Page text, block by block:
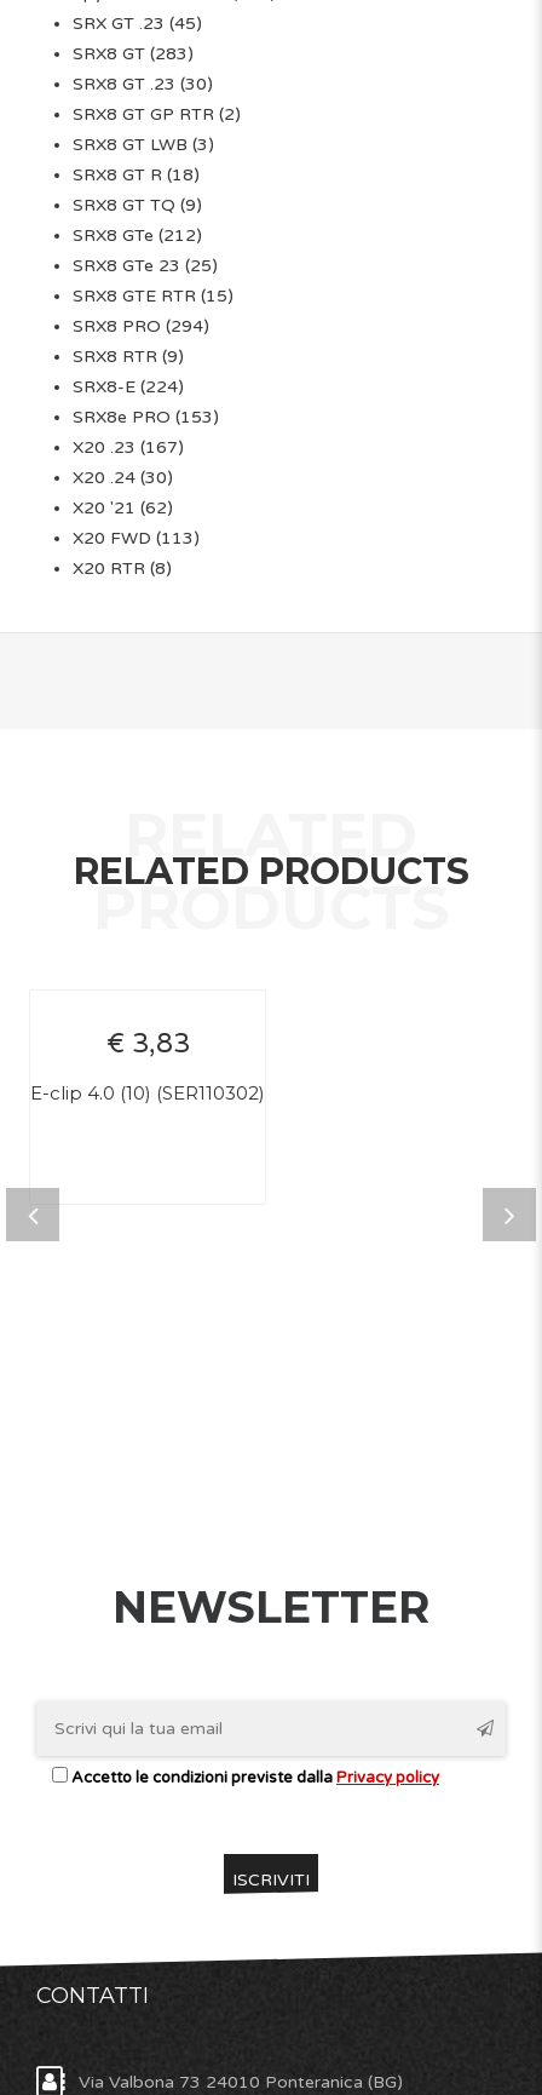
SRX GT .23 (45)
SRX8 GT (283)
SRX8 GT .23 (30)
SRX8 GT GP RTR (2)
SRX8 GT LWB (3)
SRX8 GT R (18)
SRX8 GT TQ (9)
SRX8 GTe (212)
SRX8 GTe 23 (25)
SRX8 GTE RTR (15)
SRX8 PRO (294)
SRX8 RTR (9)
SRX8-E (224)
SRX8e PRO (153)
X20 .23 (167)
X20 .24 (30)
X20 '21 (62)
X20 FWD (113)
X20 RTR (8)
RELATED PRODUCTS
€ 3,83
E-clip 4.0 (10) (SER110302)
NEWSLETTER
Accetto le condizioni previste dallaPrivacy policy
CONTATTI
Via Valbona 73 24010 Ponteranica (BG)